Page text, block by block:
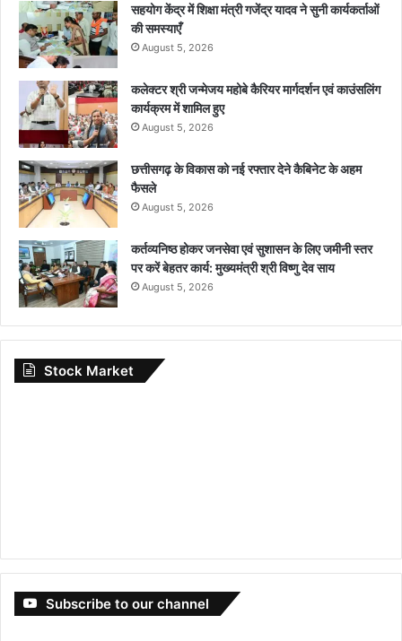
सहयोग केंद्र में शिक्षा मंत्री गजेंद्र यादव ने सुनी कार्यकर्ताओं
की समस्याएँ
August 5, 2026
कलेक्टर श्री जन्मेजय महोबे कैरियर मार्गदर्शन एवं काउंसलिंग
कार्यक्रम में शामिल हुए
August 5, 2026
छत्तीसगढ़ के विकास को नई रफ्तार देने कैबिनेट के अहम
फैसले
August 5, 2026
कर्तव्यनिष्ठ होकर जनसेवा एवं सुशासन के लिए जमीनी स्तर
पर करें बेहतर कार्य: मुख्यमंत्री श्री विष्णु देव साय
August 5, 2026
Stock Market
Subscribe to our channel